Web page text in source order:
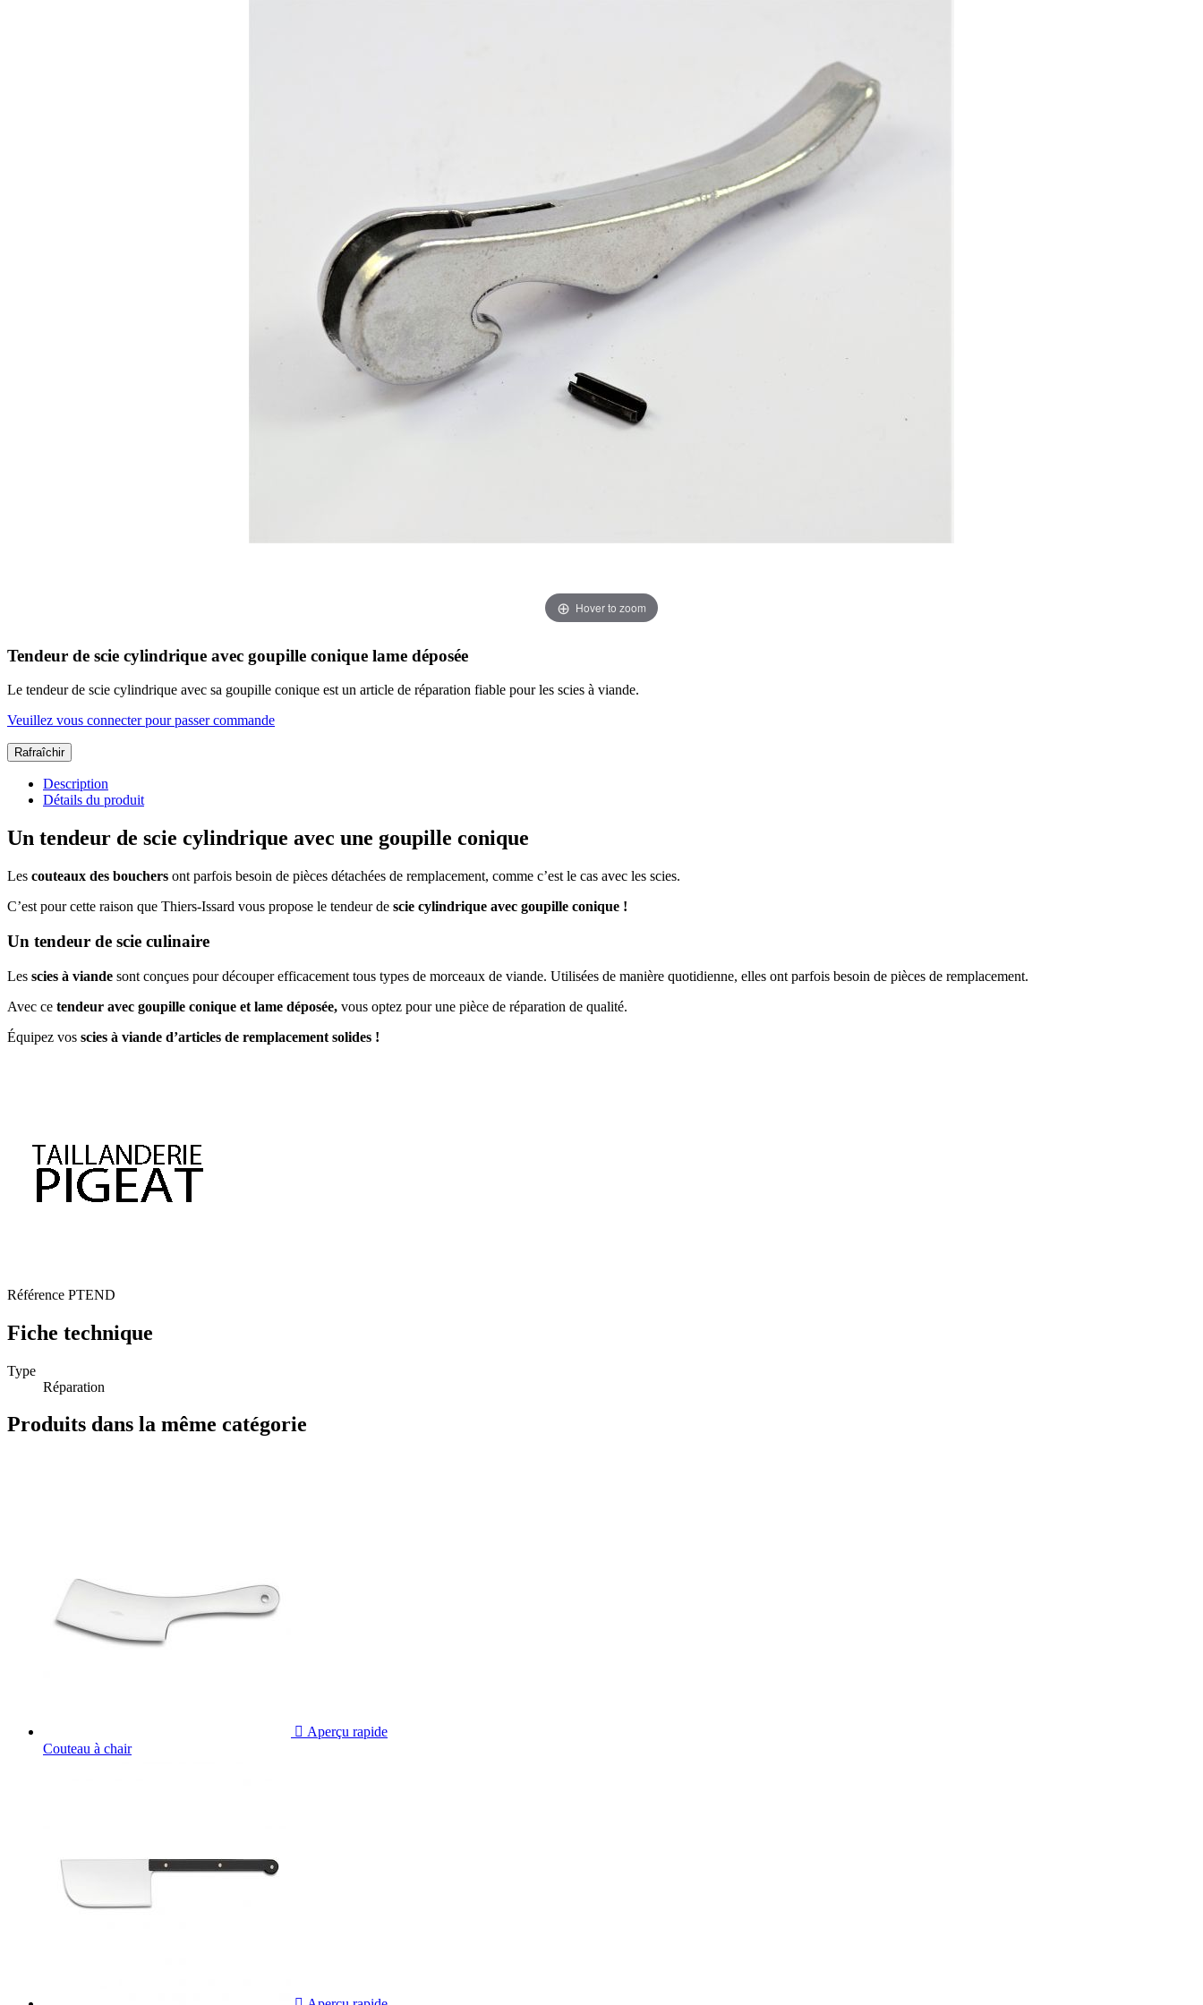
Hover to zoom
Tendeur de scie cylindrique avec goupille conique lame déposée
Le tendeur de scie cylindrique avec sa goupille conique est un article de réparation fiable pour les scies à viande.
Veuillez vous connecter pour passer commande
Description
Détails du produit
Un tendeur de scie cylindrique avec une goupille conique
Les couteaux des bouchers ont parfois besoin de pièces détachées de remplacement, comme c’est le cas avec les scies.
C’est pour cette raison que Thiers-Issard vous propose le tendeur de scie cylindrique avec goupille conique !
Un tendeur de scie culinaire
Les scies à viande sont conçues pour découper efficacement tous types de morceaux de viande. Utilisées de manière quotidienne, elles ont parfois besoin de pièces de remplacement.
Avec ce tendeur avec goupille conique et lame déposée, vous optez pour une pièce de réparation de qualité.
Équipez vos scies à viande d’articles de remplacement solides !
Référence PTEND
Fiche technique
Type
Réparation
Produits dans la même catégorie
 Aperçu rapide
Couteau à chair